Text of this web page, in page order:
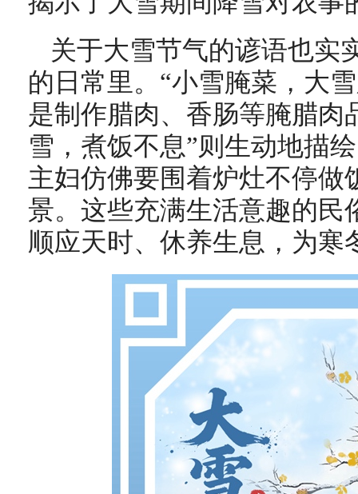
关于大雪节气的谚语也实
的日常里。“小雪腌菜，大
是制作腊肉、香肠等腌腊肉
雪，煮饭不息”则生动地描
主妇仿佛要围着炉灶不停做
景。这些充满生活意趣的民
顺应天时、休养生息，为寒